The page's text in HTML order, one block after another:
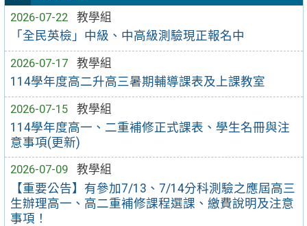
2026-07-22
教學組
「全民英檢」中級、中高級測驗現正報名中
2026-07-17
教學組
114學年度高二升高三暑期輔導課表及上課教室
2026-07-15
教學組
114學年度高一、二重補修正式課表、學生名冊與注
意事項(更新)
2026-07-09
教學組
【重要公告】有參加7/13、7/14分科測驗之應屆高三
生辦理高一、高二重補修課程選課、繳費說明及注意
事項！